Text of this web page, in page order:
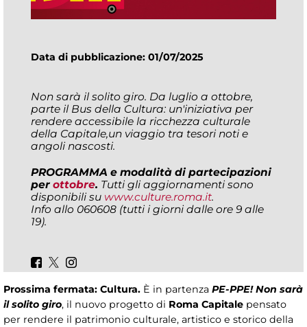
Data di pubblicazione: 01/07/2025
Non sarà il solito giro. Da luglio a ottobre,
parte il Bus della Cultura: un'iniziativa per
rendere accessibile la ricchezza culturale
della Capitale,un viaggio tra tesori noti e
angoli nascosti.
PROGRAMMA e modalità di partecipazioni
per ottobre. Tutti gli aggiornamenti sono
disponibili su www.culture.roma.it.
Info allo 060608 (tutti i giorni dalle ore 9 alle
19).
Prossima fermata: Cultura. È in partenza PE-PPE! Non sarà
il solito giro, il nuovo progetto di Roma Capitale pensato
per rendere il patrimonio culturale, artistico e storico della